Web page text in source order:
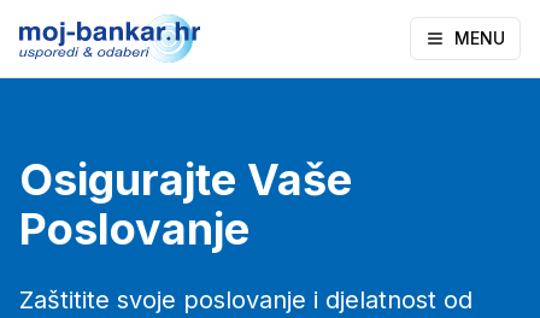
MENU
Osigurajte Vaše
Poslovanje
Zaštitite svoje poslovanje i djelatnost od